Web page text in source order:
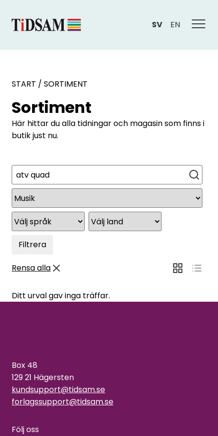
SV EN
START / SORTIMENT
Sortiment
Här hittar du alla tidningar och magasin som finns i
butik just nu.
Sök
Filtrera
Rensa alla
Ditt urval gav inga träffar.
Box 48
129 21 Hägersten
kundsupport@tidsam.se
forlagssupport@tidsam.se
Följ oss